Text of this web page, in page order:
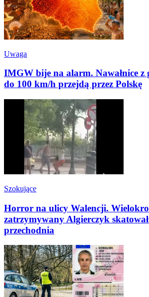
Uwaga
IMGW bije na alarm. Nawałnice z
do 100 km/h przejdą przez Polskę
Szokujące
Horror na ulicy Walencji.
zatrzymywany Algierczyk
przechodnia